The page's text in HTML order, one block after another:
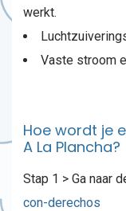
werkt.
Vaste stroom
Hoe wordt je
A La Plancha?
Stap 1 > Ga naar
con-derechos